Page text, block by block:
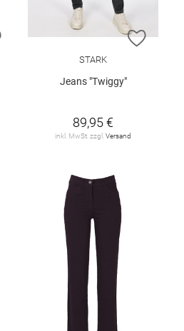
ZUR WUNSCHLISTE HINZUFÜGEN
ZUR
STARK
Jeans "Twiggy"
89,95 €
inkl. MwSt. zzgl. Versand